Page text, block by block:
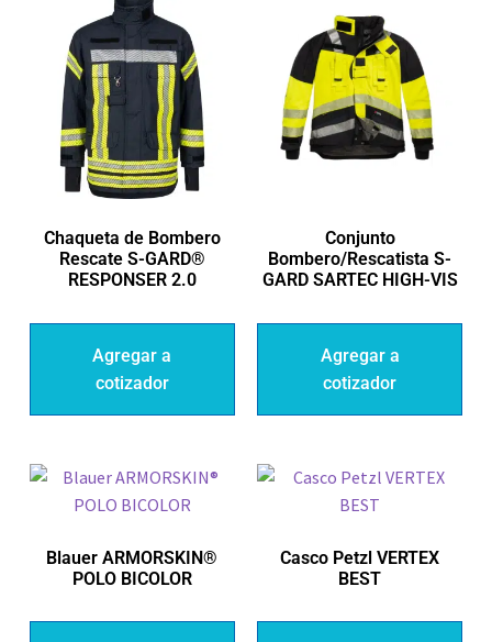
Chaqueta de Bombero
Rescate S-GARD®
RESPONSER 2.0
Agregar a
cotizador
Conjunto
Bombero/Rescatista S-
GARD SARTEC HIGH-VIS
Agregar a
cotizador
Blauer ARMORSKIN®
POLO BICOLOR
Casco Petzl VERTEX
BEST